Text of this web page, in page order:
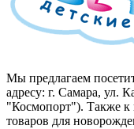
Мы предлагаем
адресу: г. Самара, ул.
"Космопорт"). Также к
товаров для